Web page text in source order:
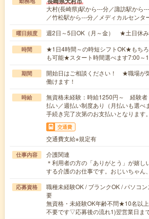
大村(長崎県)駅から---分／諏訪駅から
／竹松駅から---分／メディカルセンタ
曜日頻度 週2日～5日OK（月～金） ★土日休
時間
★1日4時間～の時短シフトOK★もちろ
も可能★スタート時間選べます7:00～
期間
開始日はご相談ください！ ★職場が
働けます！
時給
無資格未経験：時給1250円～ 経験
払い／週払い制度あり（月払いも選べ
手続き完了次第のお支払いとなります。
交通費
交通費支給※規定有
仕事内容
介護関連
＊利用者の方の「ありがとう」が嬉し
する介護のお仕事です。おじいちゃ
応募資格
職種未経験OK / ブランクOK / パソコ
要
無資格・未経験OK年齢不問★10名以
不要です▽応募後の流れ1)翌営業日ま